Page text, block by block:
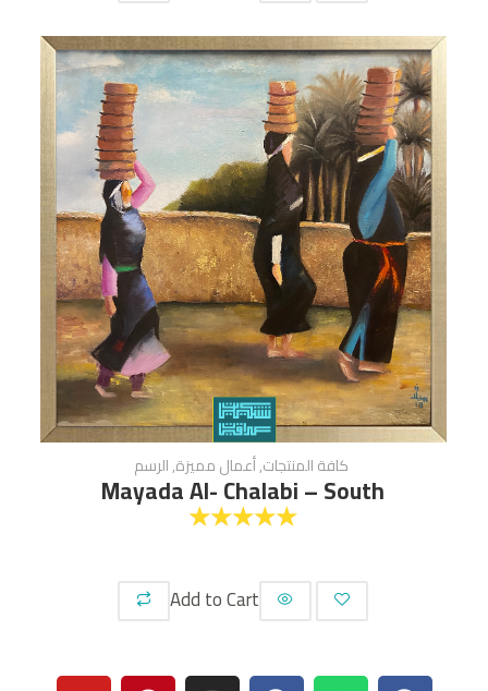
كافة المنتجات,أعمال مميزة,الرسم
Mayada Al- Chalabi – South
☆
☆
☆
☆
☆
Add to Cart